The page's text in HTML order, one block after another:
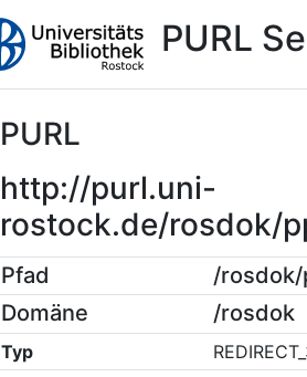
PURL
PURL
http://purl.uni-
rostock.de/rosdok/
Pfad
/rosdok/
Domäne
/rosdok
Typ